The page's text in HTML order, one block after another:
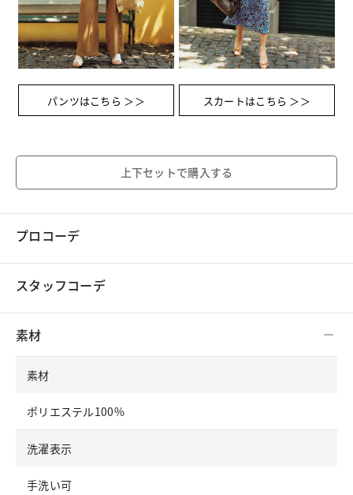
パンツはこちら ＞＞ スカートはこちら ＞＞
上下セットで購入する
プロコーデ
スタッフコーデ
素材
素材
ポリエステル100%
洗濯表示
手洗い可